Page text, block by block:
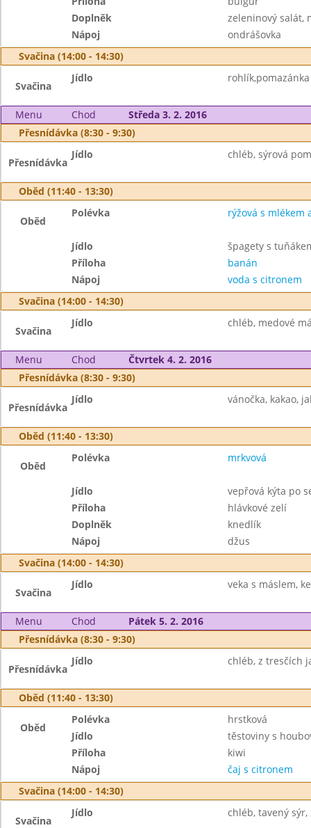
Doplněk
zeleninový salát,
Nápoj
ondrášovka
Svačina (14:00 - 14:30)
Svačina
Jídlo
Menu Chod
Středa 3. 2. 2016
Přesnídávka (8:30 - 9:30)
Přesnídávka
Jídlo chléb, sýrová
Oběd (11:40 - 13:30)
Oběd
Polévka rýžová s mlékem
Jídlo
špagety s
Příloha
banán
Nápoj
voda s citronem
Svačina (14:00 - 14:30)
Svačina
Jídlo chléb, medové
Menu Chod
Čtvrtek 4. 2. 2016
Přesnídávka (8:30 - 9:30)
Přesnídávka
Jídlo vánočka, kakao,
Oběd (11:40 - 13:30)
Oběd
Polévka mrkvová
Jídlo
vepřová kýta po
Příloha
hlávkové zelí
Doplněk
knedlík
Nápoj
džus
Svačina (14:00 - 14:30)
Svačina
Jídlo veka s máslem,
Menu Chod
Pátek 5. 2. 2016
Přesnídávka (8:30 - 9:30)
Přesnídávka
Jídlo chléb, z tresčích
Oběd (11:40 - 13:30)
Oběd
Polévka
hrstková
Jídlo
těstoviny s
Příloha
kiwi
Nápoj
čaj s citronem
Svačina (14:00 - 14:30)
Svačina
Jídlo chléb, tavený